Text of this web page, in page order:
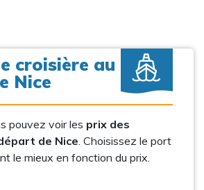
croisière au
Nice
pouvez voir les prix des
de Nice. Choisissez le port
le mieux en fonction du prix.